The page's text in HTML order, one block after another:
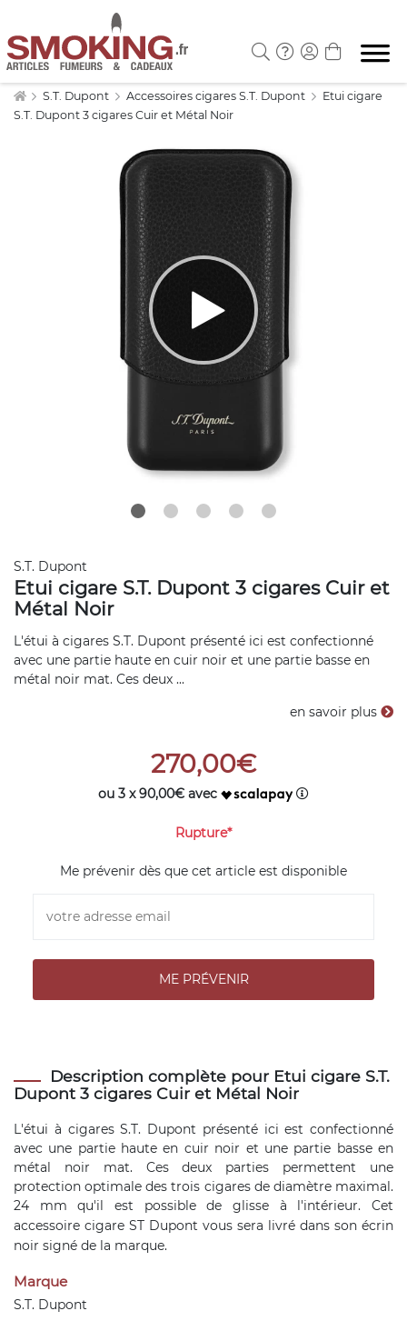
S.T. Dupont Accessoires cigares S.T. Dupont
Etui cigare
S.T. Dupont 3 cigares Cuir et Métal Noir
S.T. Dupont
Etui cigare S.T. Dupont 3 cigares Cuir et
Métal Noir
L'étui à cigares S.T. Dupont présenté ici est confectionné
avec une partie haute en cuir noir et une partie basse en
métal noir mat. Ces deux ...
en savoir plus
270,00€
ou 3 x 90,00€ avec
Rupture*
Me prévenir dès que cet article est disponible
Description complète pour Etui cigare S.T.
Dupont 3 cigares Cuir et Métal Noir
L'étui à cigares S.T. Dupont présenté ici est confectionné
avec une partie haute en cuir noir et une partie basse en
métal noir mat. Ces deux parties permettent une
protection optimale des trois cigares de diamètre maximal.
24 mm qu'il est possible de glisse à l'intérieur. Cet
accessoire cigare ST Dupont vous sera livré dans son écrin
noir signé de la marque.
Marque
S.T. Dupont